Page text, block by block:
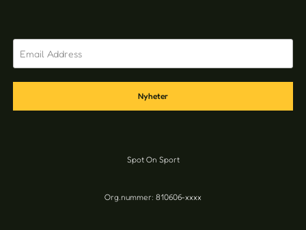
Nyheter
Spot On Sport
Org.nummer: 810606-xxxx